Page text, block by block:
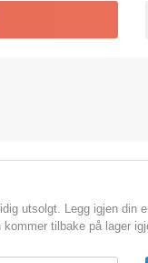
utsolgt. Legg igjen din
tilbake på lager